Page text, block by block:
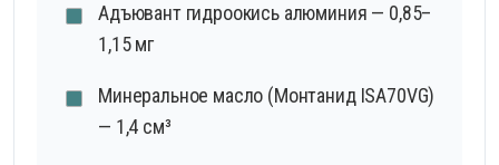
Адъювант гидроокись алюминия — 0,85–
1,15 мг
Минеральное масло (Монтанид ISA70VG)
— 1,4 см³